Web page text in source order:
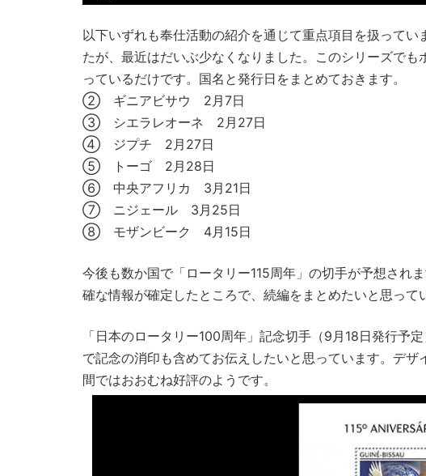
以下いずれも奉仕活動の紹介を通じて重点項目を扱って
たが、最近はだいぶ少なくなりました。このシリーズで
っているだけです。国名と発行日をまとめておきます。
② ギニアビサウ 2月7日
③ シエラレオーネ 2月27日
④ ジプチ 2月27日
⑤ トーゴ 2月28日
⑥ 中央アフリカ 3月21日
⑦ ニジェール 3月25日
⑧ モザンビーク 4月15日
今後も数か国で「ロータリー115周年」の切手が予想され
確な情報が確定したところで、続編をまとめたいと思って
「日本のロータリー100周年」記念切手（9月18日発行予
で記念の消印も含めてお伝えしたいと思っています。デ
間ではおおむね好評のようです。